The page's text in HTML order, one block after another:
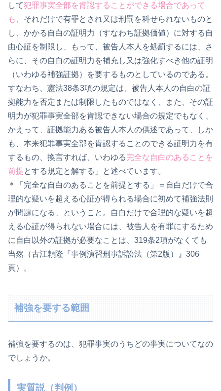
して犯罪事実全部を肯認することができる場合であって
も
、それだけで有罪とされ又は刑罰を科せられないものと
し、かかる自白の証明力（すなわち証拠価値）に対する自
由心証を制限し、もって、被告人本人を処罰するには、さ
らに、その自白の証明力を補充し又は強化すべき他の証明
（いわゆる補強証拠）を要するものとしているのである。
すなわち、憲法38条3項の規定は、被告人本人の自白の証
拠能力を否定または制限したものではなく、また、その証
明力が犯罪事実全部を肯認できない場合の規定でもなく、
かえって、証拠能力ある被告人本人の供述であって、しか
も、本来犯罪事実全部を肯認することのできる証明力を有
するもの、換言すれば、いわゆる完全な自白のあることを
前提とする規定と解する」と述べています。
＊「完全な自白のあることを前提とする」＝自白だけで合
理的な疑いを超える心証が得られる場合に初めて補強法則
が問題になる、ということ。自白だけで合理的な疑いを超
える心証が得られない場合には、被告人を有罪にするため
に自白以外の証拠が必要なことは、319条2項がなくても
当然（古江頼隆『事例演習刑事訴訟法（第2版）』306
頁）。
補強を要する範囲
補強を要するのは、犯罪事実のうちどの事実についてなの
でしょうか。
実質説（判例）